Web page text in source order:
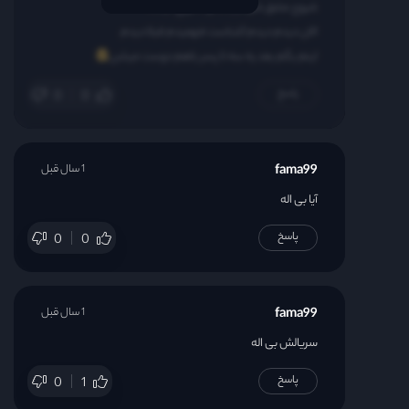
fama99
آیا بی اله
0 0
1 سال قبل
پاسخ
fama99
سریالش بی اله
0 1
1 سال قبل
پاسخ